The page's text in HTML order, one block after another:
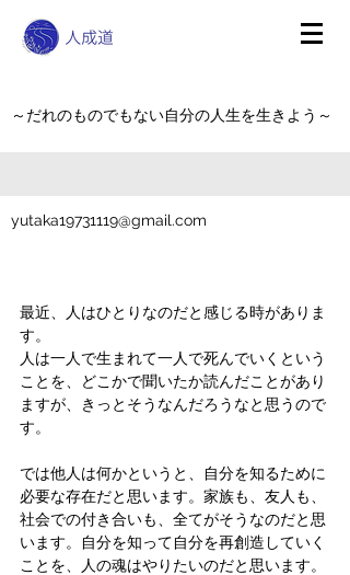
～だれのものでもない自分の人生を生きよう～
yutaka19731119@gmail.com
最近、人はひとりなのだと感じる時がありま
す。
人は一人で生まれて一人で死んでいくという
ことを、どこかで聞いたか読んだことがあり
ますが、きっとそうなんだろうなと思うので
す。
では他人は何かというと、自分を知るために
必要な存在だと思います。家族も、友人も、
社会での付き合いも、全てがそうなのだと思
います。自分を知って自分を再創造していく
ことを、人の魂はやりたいのだと思います。